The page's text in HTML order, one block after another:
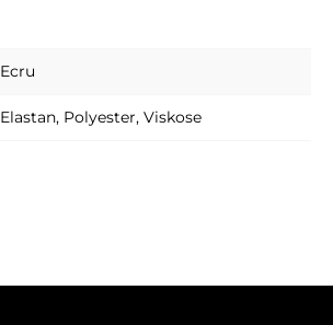
Ecru
Elastan, Polyester, Viskose